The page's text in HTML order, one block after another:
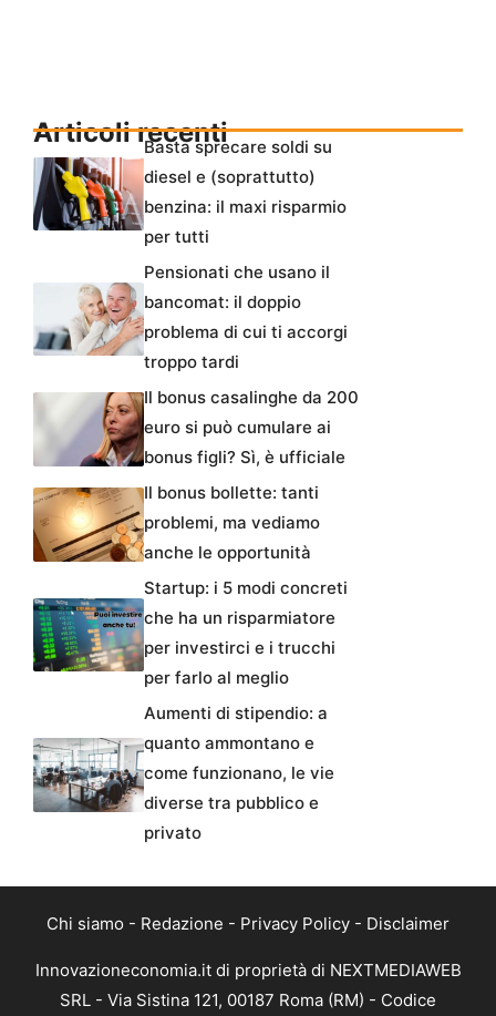
Articoli recentiBasta sprecare soldi su
diesel e (soprattutto)
benzina: il maxi risparmio
per tutti
Pensionati che usano il
bancomat: il doppio
problema di cui ti accorgi
troppo tardi
Il bonus casalinghe da 200
euro si può cumulare ai
bonus figli? Sì, è ufficiale
Il bonus bollette: tanti
problemi, ma vediamo
anche le opportunità
Startup: i 5 modi concreti
che ha un risparmiatore
per investirci e i trucchi
per farlo al meglio
Aumenti di stipendio: a
quanto ammontano e
come funzionano, le vie
diverse tra pubblico e
privato
Chi siamo - Redazione - Privacy Policy - Disclaimer
Innovazioneconomia.it di proprietà di NEXTMEDIAWEB
SRL - Via Sistina 121, 00187 Roma (RM) - Codice